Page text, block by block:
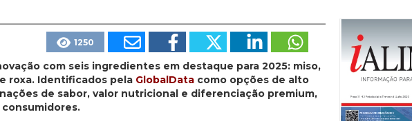
1250
com seis ingredientes em destaque para 2025: miso,
roxa. Identificados pela GlobalData como opções de alto
de sabor, valor nutricional e diferenciação premium,